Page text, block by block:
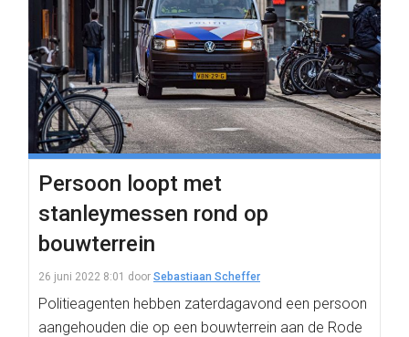
Persoon loopt met
stanleymessen rond op
bouwterrein
26 juni 2022 8:01 door Sebastiaan Scheffer
Politieagenten hebben zaterdagavond een persoon
aangehouden die op een bouwterrein aan de Rode